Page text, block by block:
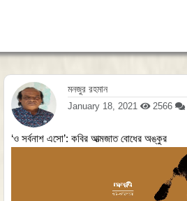
মনজুর রহমান
January 18, 2021 2566
‘ও সর্বনাশ এসো’: কবির আত্মজাত বোধের অঙ্কুর